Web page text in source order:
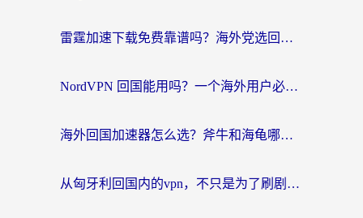
雷霆加速下载免费靠谱吗？海外党选回国加速器的避坑指南（附热门工具对比）
NordVPN 回国能用吗？一个海外用户必须面对的真实困境
海外回国加速器怎么选？斧牛和海龟哪个好？一篇帮你避开坑的实用指南
从匈牙利回国内的vpn，不只是为了刷剧那么简单